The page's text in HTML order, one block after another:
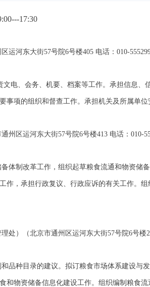
17:30
运河东大街57号院6号楼405 电话：010-
文电、会务、机要、档案等工作。承担信息
事项的组织和督查工作。承担机关及所属单位
州区运河东大街57号院6号楼413 电话：010-
体制改革工作，组织起草粮食流通和物资储
作，承担行政复议、行政应诉的有关工作。
处）（北京市通州区运河东大街57号院6号楼
品种目录的建议。拟订粮食市场体系建设与
和物资储备信息化建设工作。组织编制粮食